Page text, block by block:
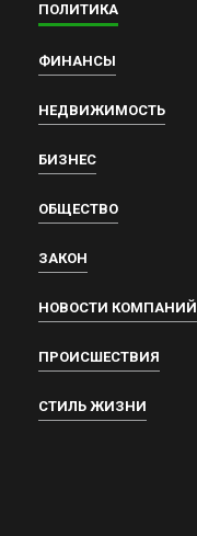
ПОЛИТИКА
ФИНАНСЫ
НЕДВИЖИМОСТЬ
БИЗНЕС
ОБЩЕСТВО
ЗАКОН
НОВОСТИ КОМПАНИЙ
ПРОИСШЕСТВИЯ
СТИЛЬ ЖИЗНИ